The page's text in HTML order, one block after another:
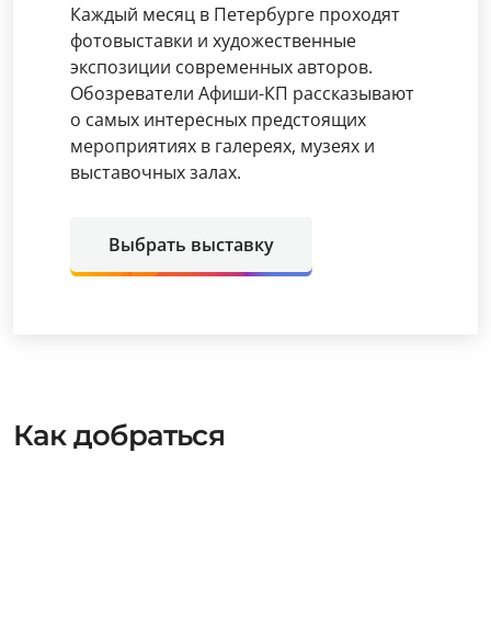
Каждый месяц в Петербурге проходят
фотовыставки и художественные
экспозиции современных авторов.
Обозреватели Афиши-КП рассказывают
о самых интересных предстоящих
мероприятиях в галереях, музеях и
выставочных залах.
Выбрать выставку
Как добраться